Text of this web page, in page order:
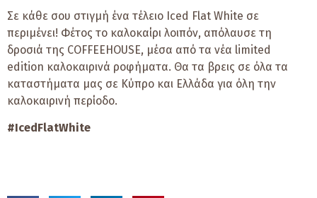
Σε κάθε σου στιγμή ένα τέλειο Iced Flat White σε
περιμένει! Φέτος το καλοκαίρι λοιπόν, απόλαυσε τη
δροσιά της COFFEEHOUSE, μέσα από τα νέα limited
edition καλοκαιρινά ροφήματα. Θα τα βρεις σε όλα τα
καταστήματα μας σε Κύπρο και Ελλάδα για όλη την
καλοκαιρινή περίοδο.
#IcedFlatWhite